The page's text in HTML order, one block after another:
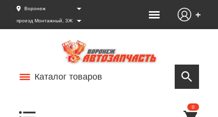
Воронеж
проезд Монтажный, 3Ж
Каталог товаров
0